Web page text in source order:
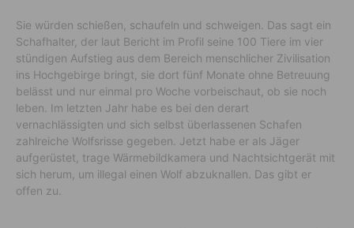
Sie würden schießen, schaufeln und schweigen. Das sagt ein
Schafhalter, der laut Bericht im Profil seine 100 Tiere im vier
stündigen Aufstieg aus dem Bereich menschlicher Zivilisation
ins Hochgebirge bringt, sie dort fünf Monate ohne Betreuung
belässt und nur einmal pro Woche vorbeischaut, ob sie noch
leben. Im letzten Jahr habe es bei den derart
vernachlässigten und sich selbst überlassenen Schafen
zahlreiche Wolfsrisse gegeben. Jetzt habe er als Jäger
aufgerüstet, trage Wärmebildkamera und Nachtsichtgerät mit
sich herum, um illegal einen Wolf abzuknallen. Das gibt er
offen zu.